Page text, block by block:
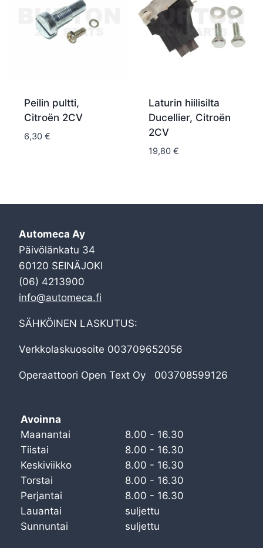
Peilin pultti,
Citroën 2CV
6,30 €
Laturin hiilisilta
Ducellier, Citroën
2CV
19,80 €
Automeca Ay
Päivölänkatu 34
60120 SEINÄJOKI
(06) 4213900
info@automeca.fi
SÄHKÖINEN LASKUTUS:
Verkkolaskuosoite 003709652056
Operaattoori Open Text Oy 003708599126
Avoinna
Maanantai
8.00 - 16.30
Tiistai
8.00 - 16.30
Keskiviikko
8.00 - 16.30
Torstai
8.00 - 16.30
Perjantai
8.00 - 16.30
Lauantai
suljettu
Sunnuntai
suljettu